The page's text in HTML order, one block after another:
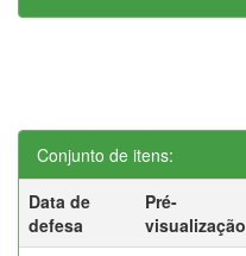
Conjunto de itens:
Data de
defesa
Pré-
visualização